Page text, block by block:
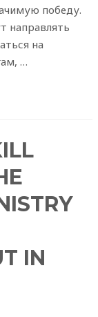
победу.
направлять
на
…
IN